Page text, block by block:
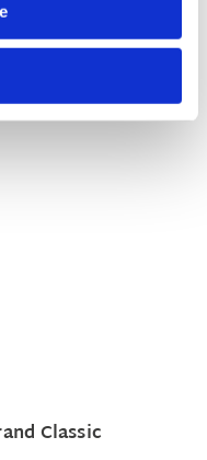
Classic